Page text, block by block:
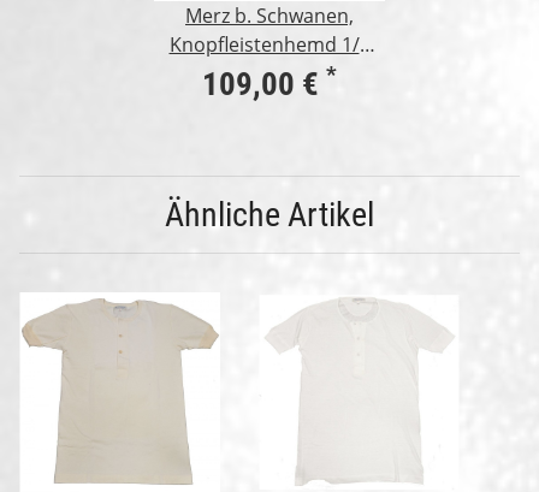
Merz b. Schwanen,
Knopfleistenhemd 1/1
Arm, 1-fädig, natur XL
109,00 € *
Ähnliche Artikel